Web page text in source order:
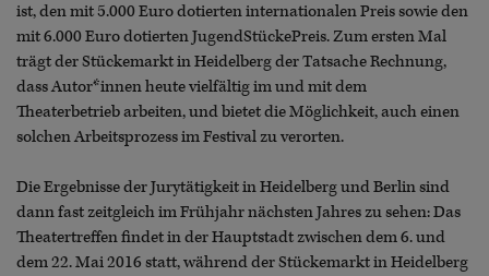
ist, den mit 5.000 Euro dotierten internationalen Preis sowie den
mit 6.000 Euro dotierten JugendStückePreis. Zum ersten Mal
trägt der Stückemarkt in Heidelberg der Tatsache Rechnung,
dass Autor*innen heute vielfältig im und mit dem
Theaterbetrieb arbeiten, und bietet die Möglichkeit, auch einen
solchen Arbeitsprozess im Festival zu verorten.
Die Ergebnisse der Jurytätigkeit in Heidelberg und Berlin sind
dann fast zeitgleich im Frühjahr nächsten Jahres zu sehen: Das
Theatertreffen findet in der Hauptstadt zwischen dem 6. und
dem 22. Mai 2016 statt, während der Stückemarkt in Heidelberg